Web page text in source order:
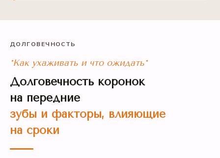
ДОЛГОВЕЧНОСТЬ
*Как ухаживать и что ожидать*
Долговечность коронок
на передние
зубы и факторы, влияющие
на сроки